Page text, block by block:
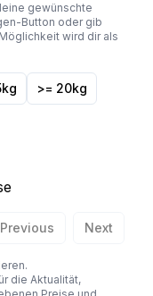
gewünschte
Button oder gib
wird dir als
>= 20kg
Previous Next
die Aktualität,